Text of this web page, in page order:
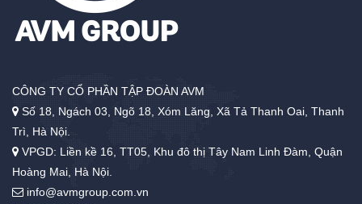
CÔNG TY CỔ PHẦN TẬP ĐOÀN AVM
Số 18, Ngách 03, Ngõ 18, Xóm Lăng, Xã Tả Thanh Oai, Thanh
Trì, Hà Nội.
VPGD: Liền kề 16, TT05, Khu đô thị Tây Nam Linh Đàm, Quận
Hoàng Mai, Hà Nội.
info@avmgroup.com.vn